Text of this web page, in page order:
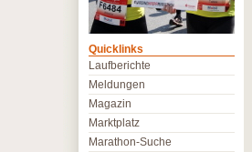
Quicklinks
Laufberichte
Meldungen
Magazin
Marktplatz
Marathon-Suche